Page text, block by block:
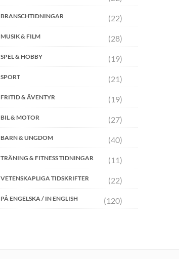
BRANSCHTIDNINGAR (22)
MUSIK & FILM (28)
SPEL & HOBBY (19)
SPORT (21)
FRITID & ÄVENTYR (19)
BIL & MOTOR (27)
BARN & UNGDOM (40)
TRÄNING & FITNESS TIDNINGAR (11)
VETENSKAPLIGA TIDSKRIFTER (22)
PÅ ENGELSKA / IN ENGLISH (120)